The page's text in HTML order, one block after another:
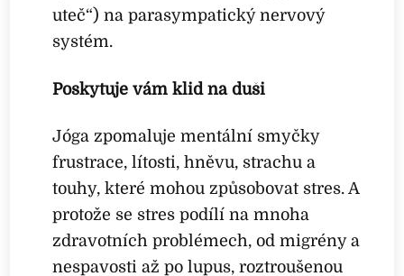
uteč“) na parasympatický nervový
systém.
Poskytuje vám klid na duši
Jóga zpomaluje mentální smyčky
frustrace, lítosti, hněvu, strachu a
touhy, které mohou způsobovat stres. A
protože se stres podílí na mnoha
zdravotních problémech, od migrény a
nespavosti až po lupus, roztroušenou